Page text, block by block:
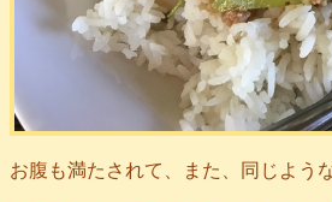
お腹も満たされて、また、同じよう